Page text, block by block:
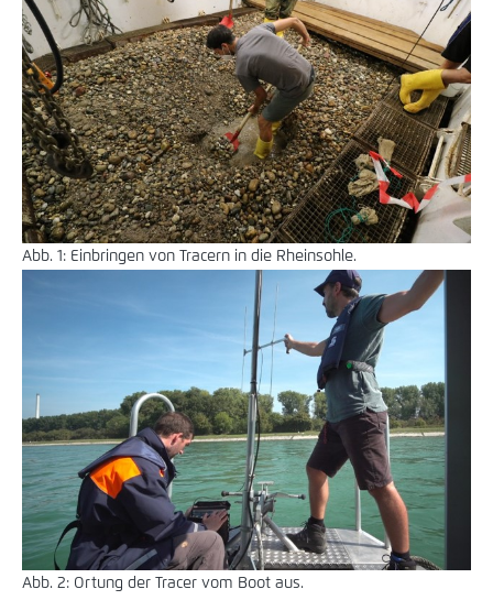
Abb. 1: Einbringen von Tracern in die Rheinsohle.
Abb. 2: Ortung der Tracer vom Boot aus.